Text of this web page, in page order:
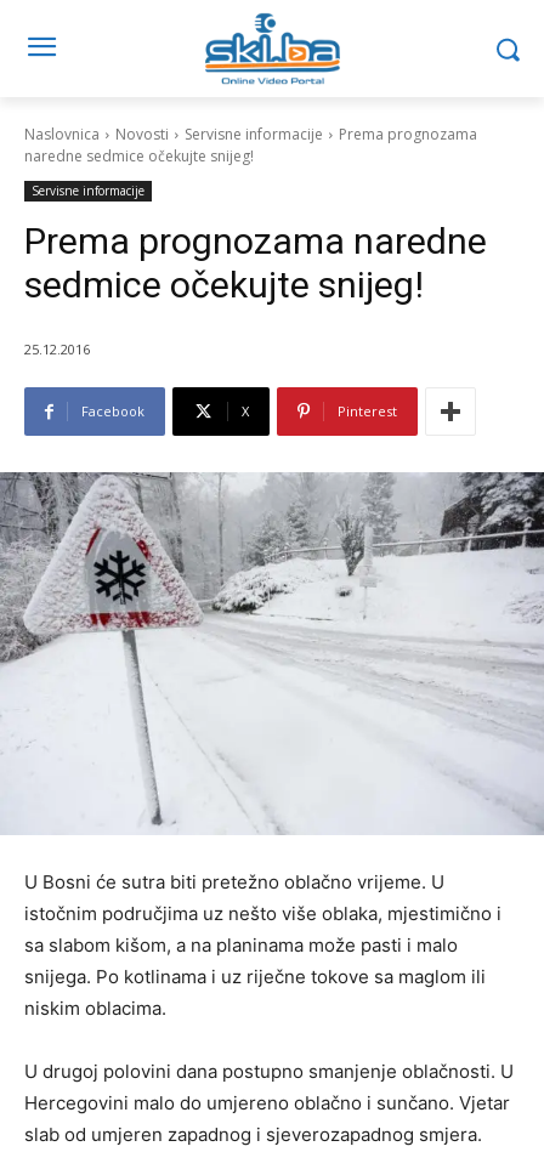
Naslovnica Novosti Servisne informacije
Prema prognozama
naredne sedmice očekujte snijeg!
Servisne informacije
Prema prognozama naredne
sedmice očekujte snijeg!
25.12.2016
Facebook X Pinterest
U Bosni će sutra biti pretežno oblačno vrijeme. U
istočnim područjima uz nešto više oblaka, mjestimično i
sa slabom kišom, a na planinama može pasti i malo
snijega. Po kotlinama i uz riječne tokove sa maglom ili
niskim oblacima.
U drugoj polovini dana postupno smanjenje oblačnosti. U
Hercegovini malo do umjereno oblačno i sunčano. Vjetar
slab od umjeren zapadnog i sjeverozapadnog smjera.